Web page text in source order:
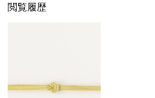
閲覧履歴